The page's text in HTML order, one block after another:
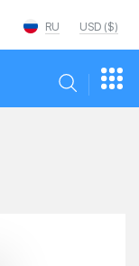
USD ($)
RU